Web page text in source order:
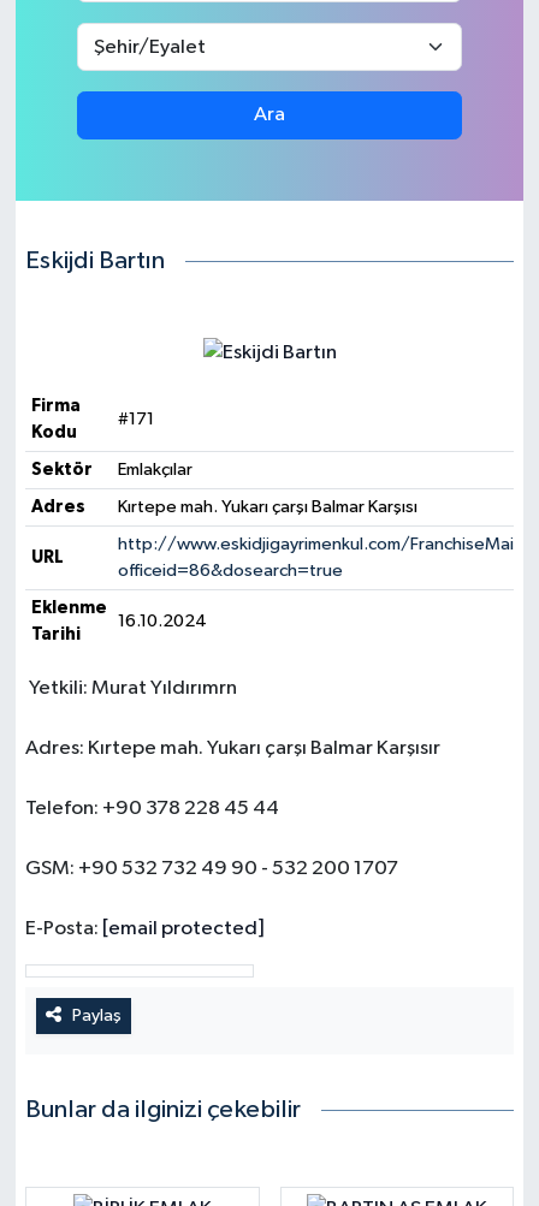
Ara
Eskijdi Bartın
Firma
Kodu
#171
Sektör Emlakçılar
Adres Kırtepe mah. Yukarı çarşı Balmar Karşısı
URL
http://www.eskidjigayrimenkul.com/
officeid=86&dosearch=true
Eklenme
Tarihi
16.10.2024
Yetkili: Murat Yıldırımrn
Adres: Kırtepe mah. Yukarı çarşı Balmar Karşısır
Telefon: +90 378 228 45 44
GSM: +90 532 732 49 90 - 532 200 1707
E-Posta: [email protected]
Paylaş
Bunlar da ilginizi çekebilir
Sinema
Sivil Toplum
Yaşam
Yerel Yönetimler
DÜNYA
YEREL